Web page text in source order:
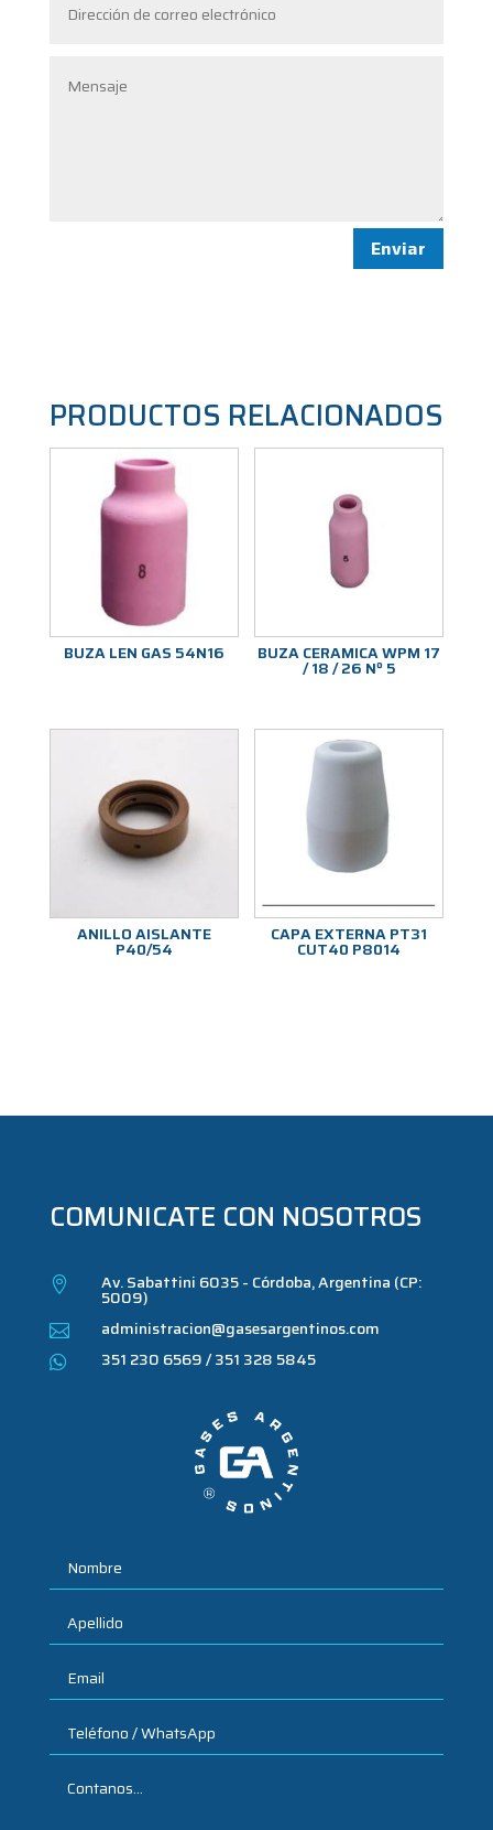
Enviar
PRODUCTOS RELACIONADOS
BUZA LEN GAS 54N16 BUZA CERAMICA WPM 17
/ 18 / 26 Nº 5
ANILLO AISLANTE
P40/54
CAPA EXTERNA PT31
CUT40 P8014
COMUNICATE CON NOSOTROS
 Av. Sabattini 6035 - Córdoba, Argentina (CP:
5009)
 administracion@gasesargentinos.com
 351 230 6569 / 351 328 5845